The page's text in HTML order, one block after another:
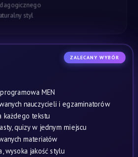
styl
ZALECANY WYBÓR
MEN
nauczycieli i egzaminatorów
każdego tekstu
quizy w jednym miejscu
materiałów
wysoka jakość stylu